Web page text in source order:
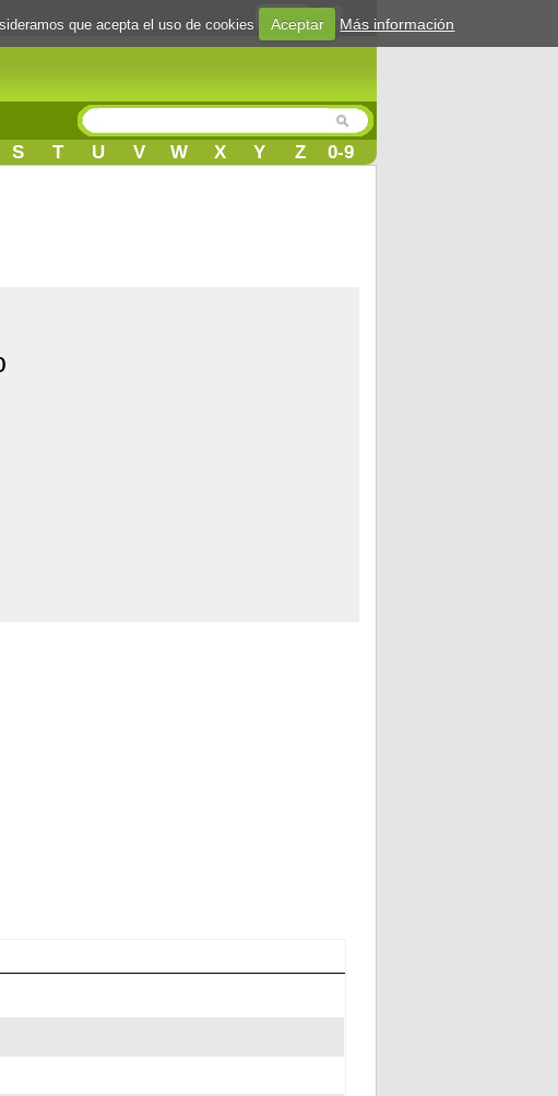
Login
S T U V W X Y Z 0-9
que acepta el uso de cookies Aceptar Más información